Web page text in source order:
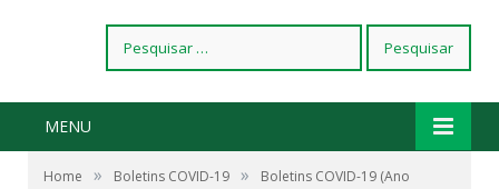
por:
MENU
Home » Boletins COVID-19 »
Boletins COVID-19 (Ano